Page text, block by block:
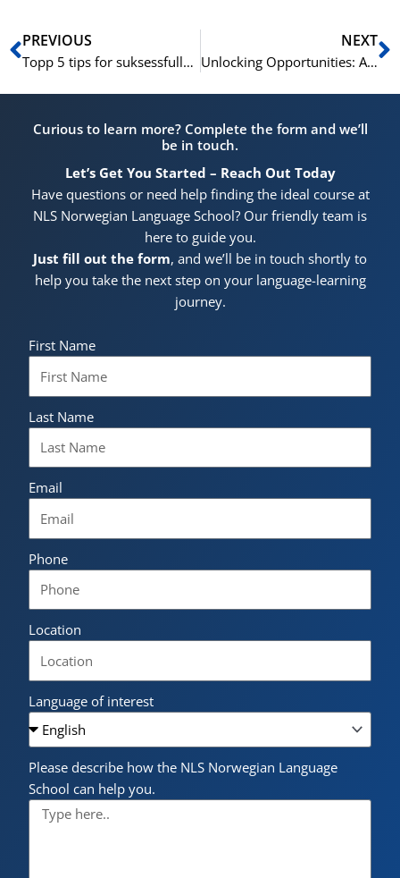
Prev
PREVIOUS
Topp 5 tips for suksessfulle forretningsmøter på norsk
NEXT
Unlocking Opportunities: A Guide to Norwegian Business Vocabulary for International Entrepreneurs
Curious to learn more? Complete the form and we’ll
be in touch.
Let’s Get You Started – Reach Out Today
Have questions or need help finding the ideal course at
NLS Norwegian Language School? Our friendly team is
here to guide you.
Just fill out the form, and we’ll be in touch shortly to
help you take the next step on your language-learning
journey.
First Name
Last Name
Email
Phone
Location
Language of interest
Please describe how the NLS Norwegian Language
School can help you.